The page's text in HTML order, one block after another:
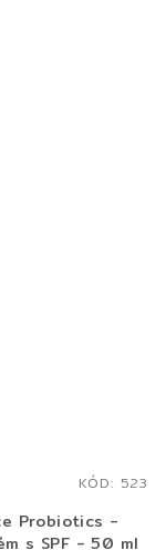
Probiotics -
s SPF - 50 ml
KÓD: 523